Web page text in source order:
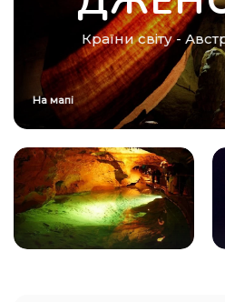
Країни світу-
На мапі